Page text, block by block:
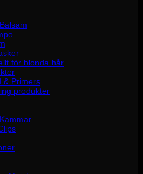
för blonda hår
& Primers
produkter